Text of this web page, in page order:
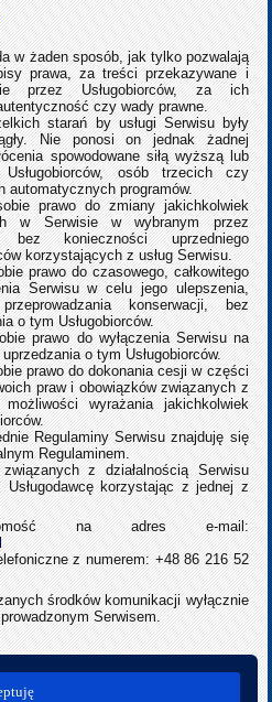
w żaden sposób, jak tylko pozwalają
prawa, za treści przekazywane i
przez Usługobiorców, za ich
czy wady prawne.
starań by usługi Serwisu były
Nie ponosi on jednak żadnej
spowodowane siłą wyższą lub
Usługobiorców, osób trzecich czy
automatycznych programów.
prawo do zmiany jakichkolwiek
w Serwisie w wybranym przez
bez konieczności uprzedniego
korzystających z usług Serwisu.
prawo do czasowego, całkowitego
Serwisu w celu jego ulepszenia,
konserwacji, bez
o tym Usługobiorców.
prawo do wyłączenia Serwisu na
o tym Usługobiorców.
prawo do dokonania cesji w części
praw i obowiązków związanych z
wyrażania jakichkolwiek
Regulaminy Serwisu znajduję się
Regulaminem.
z działalnością Serwisu
korzystając z jednej z
na adres e-mail:
z numerem: +48 86 216 52
środków komunikacji wyłącznie
Serwisem.